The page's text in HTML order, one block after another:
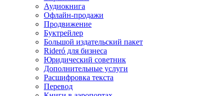
Аудиокнига
Офлайн-продажи
Продвижение
Буктрейлер
Большой издательский пакет
Rideró для бизнеса
Юридический советник
Дополнительные услуги
Расшифровка текста
Перевод